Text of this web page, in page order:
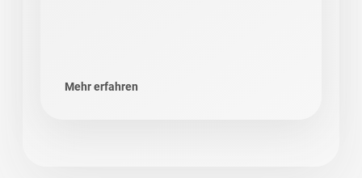
Mehr erfahren